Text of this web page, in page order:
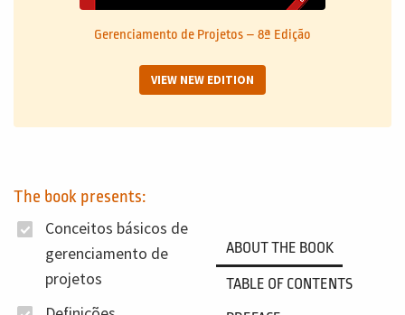
Gerenciamento de Projetos – 8ª Edição
VIEW NEW EDITION
The book presents:
Conceitos básicos de
gerenciamento de
projetos
ABOUT THE BOOK
TABLE OF CONTENTS